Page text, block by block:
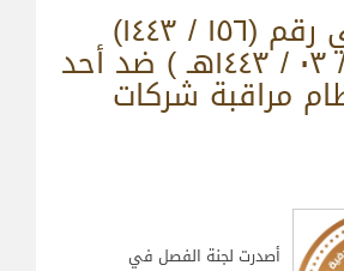
قرار قضائي رقم (۱٥٦ / ۱٤٤۳)
وتاريخ (۰٤ / ۰۳ / ۱٤٤۳هـ ) ضد أحد
مراقبة شركات
أصدرت لجنة الفصل في